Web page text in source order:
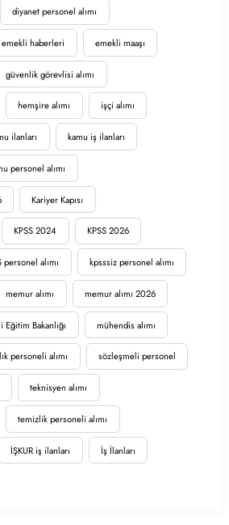
diyanet personel alımı
emekli haberleri emekli maaşı
güvenlik görevlisi alımı
hemşire alımı işçi alımı
ilanları kamu iş ilanları
personel alımı
Kariyer Kapısı
KPSS 2024 KPSS 2026
personel alımı kpsssiz personel alımı
memur alımı memur alımı 2026
Eğitim Bakanlığı mühendis alımı
personeli alımı sözleşmeli personel
teknisyen alımı
temizlik personeli alımı
İŞKUR iş ilanları İş İlanları